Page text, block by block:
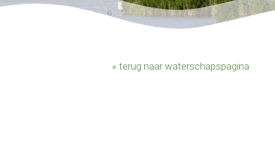
« terug naar waterschapspagina